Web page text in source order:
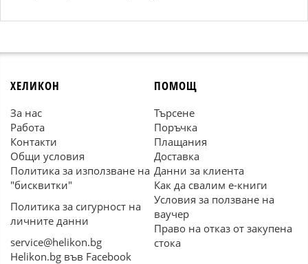
ХЕЛИКОН
За нас
Работа
Контакти
Общи условия
Политика за използване на
"бисквитки"
Политика за сигурност на
личните данни
service@helikon.bg
Helikon.bg във Facebook
ПОМОЩ
Търсене
Поръчка
Плащания
Доставка
Данни за клиента
Как да свалим е-книги
Условия за ползване на
ваучер
Право на отказ от закупена
стока